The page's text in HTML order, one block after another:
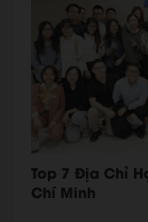
Top 7 Địa Chỉ
Chí Minh